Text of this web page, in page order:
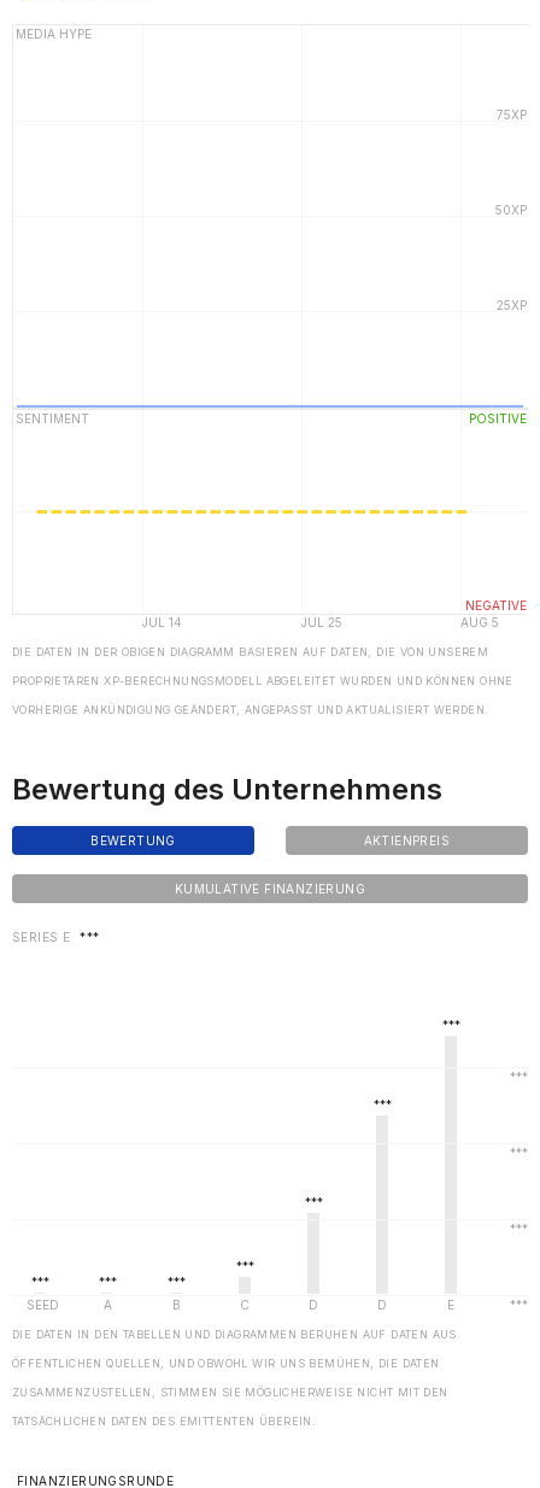
DIE DATEN IN DER OBIGEN DIAGRAMM BASIEREN AUF DATEN, DIE VON UNSEREM
PROPRIETÄREN XP-BERECHNUNGSMODELL ABGELEITET WURDEN UND KÖNNEN OHNE
VORHERIGE ANKÜNDIGUNG GEÄNDERT, ANGEPASST UND AKTUALISIERT WERDEN.
Bewertung des Unternehmens
BEWERTUNG AKTIENPREIS
KUMULATIVE FINANZIERUNG
SERIES E ***
DIE DATEN IN DEN TABELLEN UND DIAGRAMMEN BERUHEN AUF DATEN AUS
ÖFFENTLICHEN QUELLEN, UND OBWOHL WIR UNS BEMÜHEN, DIE DATEN
ZUSAMMENZUSTELLEN, STIMMEN SIE MÖGLICHERWEISE NICHT MIT DEN
TATSÄCHLICHEN DATEN DES EMITTENTEN ÜBEREIN.
FINANZIERUNGSRUNDE